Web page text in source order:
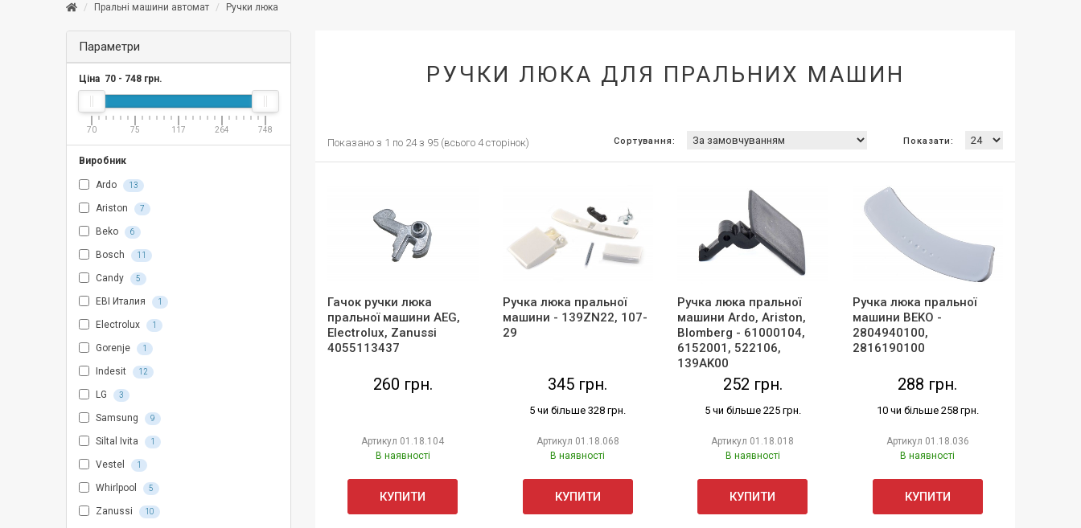
Пральні машини автомат Ручки люка
Параметри
Ціна 70 - 748 грн.
70 75 117 264 748
Виробник
Ardo 13
Ariston 7
Beko 6
Bosch 11
Candy 5
EBI Италия 1
Electrolux 1
Gorenje 1
Indesit 12
LG 3
Samsung 9
Siltal Ivita 1
Vestel 1
Whirlpool 5
Zanussi 10
РУЧКИ ЛЮКА ДЛЯ ПРАЛЬНИХ МАШИН
Показано з 1 по 24 з 95 (всього 4 сторінок) Показати:
Сортування:
Гачок ручки люка
пральної машини AEG,
Electrolux, Zanussi
4055113437
260 грн.
Артикул 01.18.104
В наявності
КУПИТИ
Ручка люка пральної
машини - 139ZN22, 107-
29
345 грн.
5 чи більше 328 грн.
Артикул 01.18.068
В наявності
КУПИТИ
Ручка люка пральної
машини Ardo, Ariston,
Blomberg - 61000104,
6152001, 522106,
139AK00
252 грн.
5 чи більше 225 грн.
Артикул 01.18.018
В наявності
КУПИТИ
Ручка люка пральної
машини BEKO -
2804940100,
2816190100
288 грн.
10 чи більше 258 грн.
Артикул 01.18.036
В наявності
КУПИТИ